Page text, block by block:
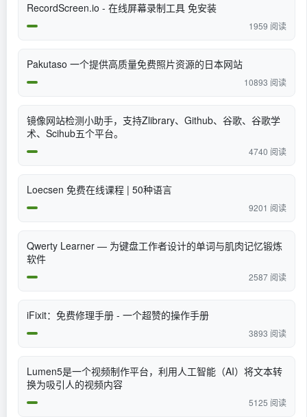
RecordScreen.io - 在线屏幕录制工具 免安装
1959 阅读
Pakutaso 一个提供高质量免费照片资源的日本网站
10893 阅读
镜像网站检测小助手，支持Zlibrary、Github、谷歌、谷歌学
术、Scihub五个平台。
4740 阅读
Loecsen 免费在线课程 | 50种语言
9201 阅读
Qwerty Learner — 为键盘工作者设计的单词与肌肉记忆锻炼
软件
2587 阅读
iFixit：免费修理手册 - 一个超赞的操作手册
3893 阅读
Lumen5是一个视频制作平台，利用人工智能（AI）将文本转
换为吸引人的视频内容
5125 阅读